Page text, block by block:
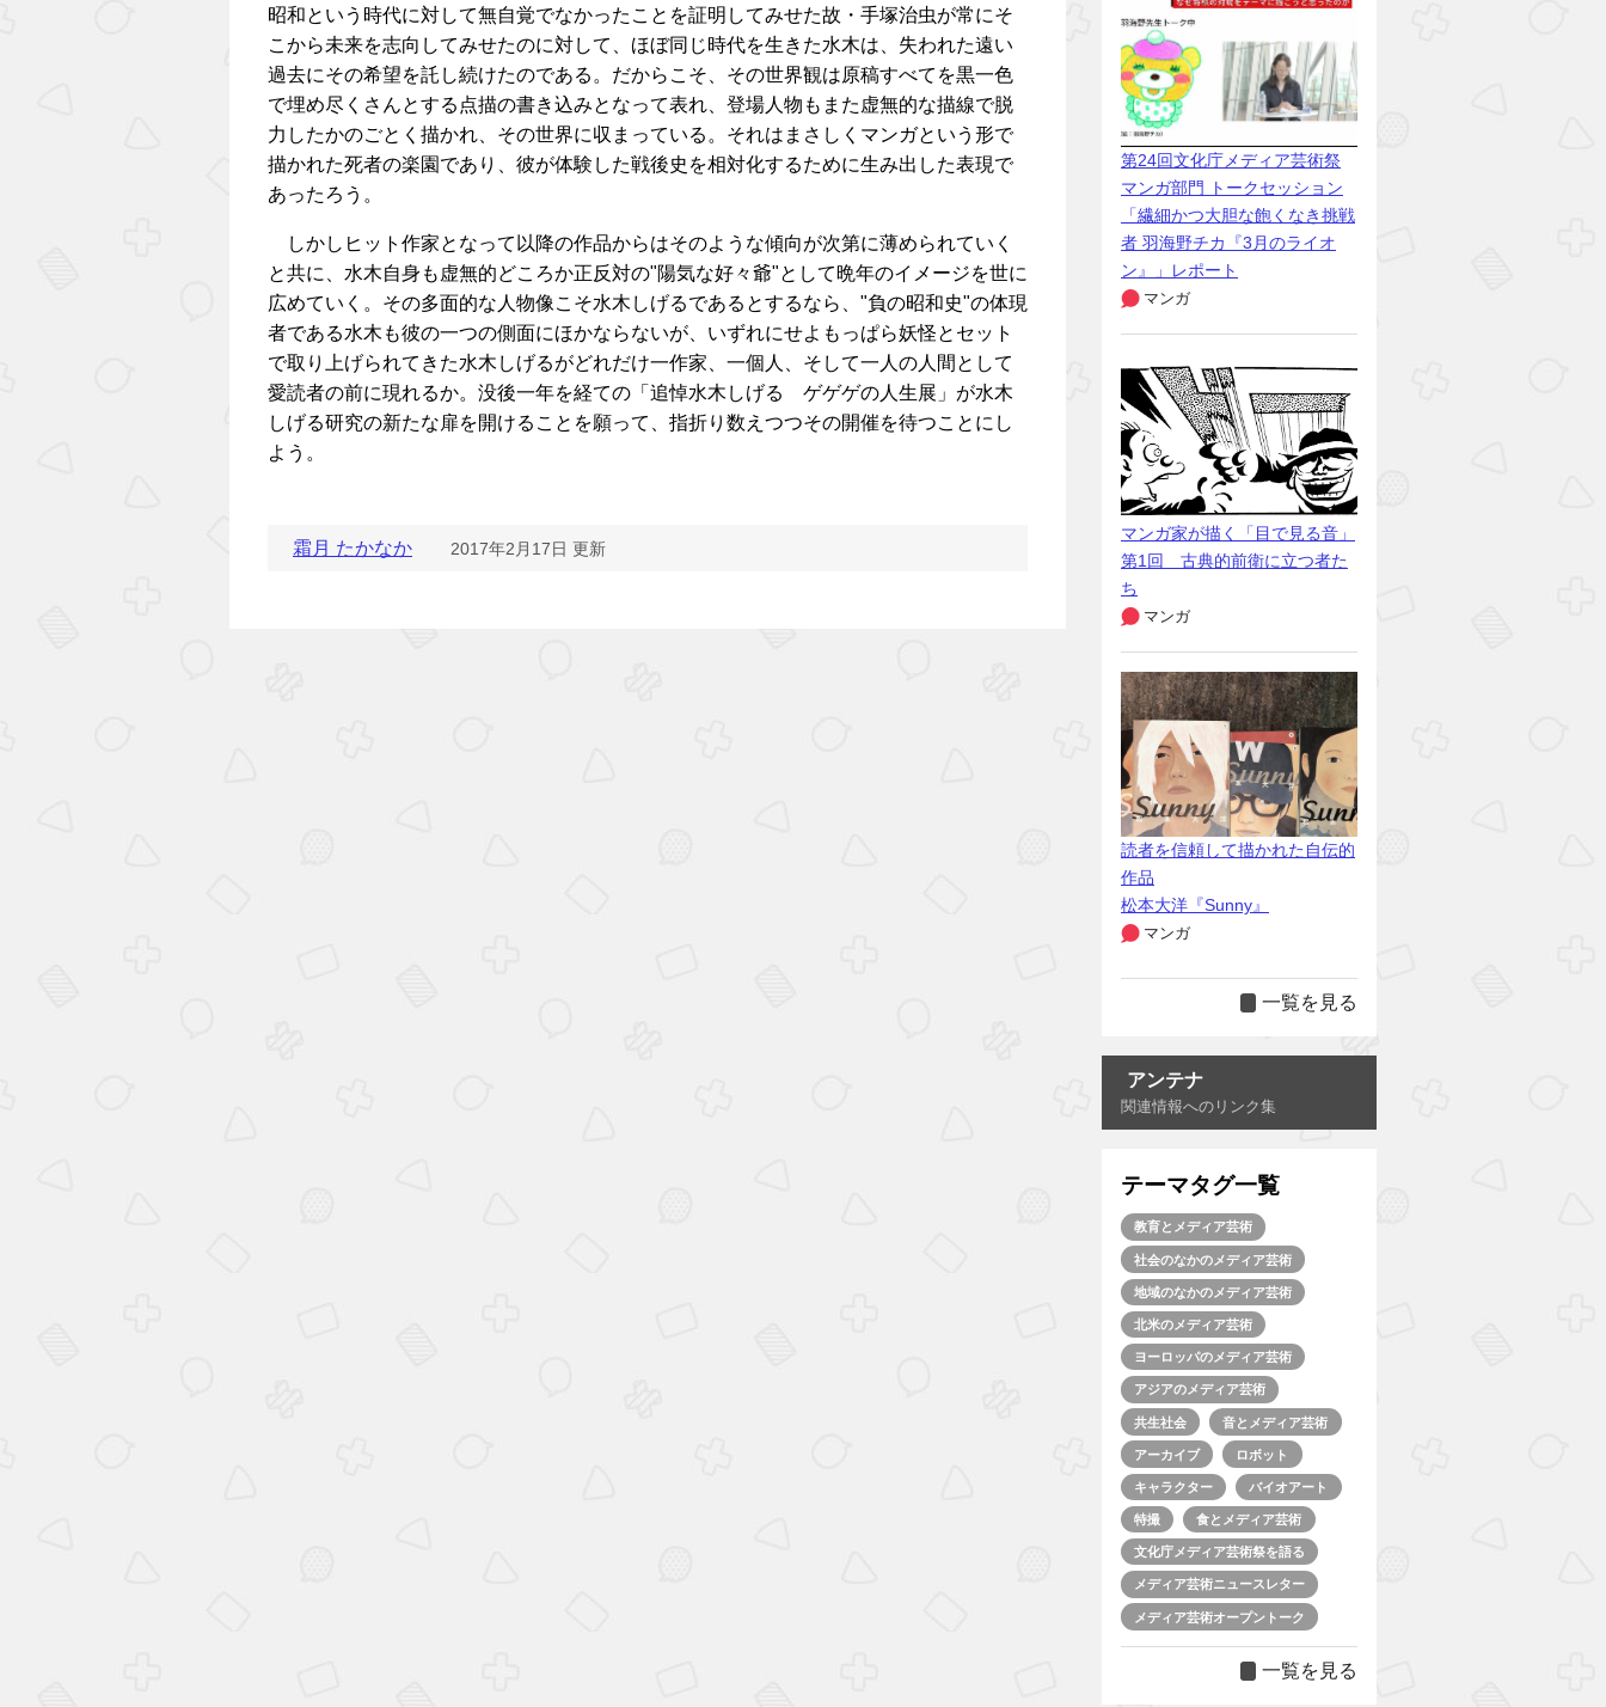
昭和という時代に対して無自覚でなかったことを証明してみせた故・手塚治虫が常にそ
こから未来を志向してみせたのに対して、ほぼ同じ時代を生きた水木は、失われた遠い
過去にその希望を託し続けたのである。だからこそ、その世界観は原稿すべてを黒一色
で埋め尽くさんとする点描の書き込みとなって表れ、登場人物もまた虚無的な描線で脱
力したかのごとく描かれ、その世界に収まっている。それはまさしくマンガという形で
描かれた死者の楽園であり、彼が体験した戦後史を相対化するために生み出した表現で
あったろう。
しかしヒット作家となって以降の作品からはそのような傾向が次第に薄められていく
と共に、水木自身も虚無的どころか正反対の"陽気な好々爺"として晩年のイメージを世に
広めていく。その多面的な人物像こそ水木しげるであるとするなら、"負の昭和史"の体現
者である水木も彼の一つの側面にほかならないが、いずれにせよもっぱら妖怪とセット
で取り上げられてきた水木しげるがどれだけ一作家、一個人、そして一人の人間として
愛読者の前に現れるか。没後一年を経ての「追悼水木しげる ゲゲゲの人生展」が水木
しげる研究の新たな扉を開けることを願って、指折り数えつつその開催を待つことにし
よう。
霜月 たかなか 2017年2月17日 更新
第24回文化庁メディア芸術祭
マンガ部門 トークセッション
「繊細かつ大胆な飽くなき挑戦
者 羽海野チカ『3月のライオ
ン』」レポート
マンガ
マンガ家が描く「目で見る音」
第1回 古典的前衛に立つ者た
ち
マンガ
読者を信頼して描かれた自伝的
作品
松本大洋『Sunny』
マンガ
一覧を見る
アンテナ
関連情報へのリンク集
テーマタグ一覧
教育とメディア芸術
社会のなかのメディア芸術
地域のなかのメディア芸術
北米のメディア芸術
ヨーロッパのメディア芸術
アジアのメディア芸術
共生社会 音とメディア芸術
アーカイブ ロボット
キャラクター バイオアート
特撮 食とメディア芸術
文化庁メディア芸術祭を語る
メディア芸術ニュースレター
メディア芸術オープントーク
一覧を見る